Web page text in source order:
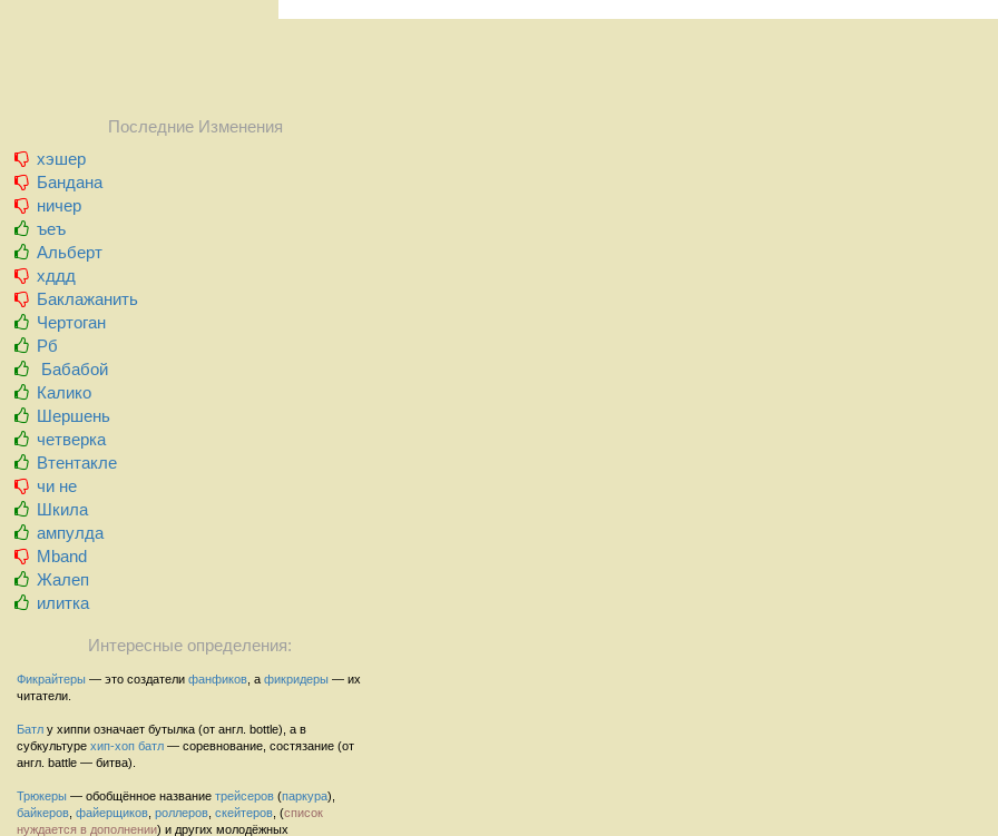
Последние Изменения
хэшер
Бандана
ничер
ъеъ
Альберт
хддд
Баклажанить
Чертоган
Рб
Бабабой
Калико
Шершень
четверка
Втентакле
чи не
Шкила
ампулда
Mband
Жалеп
илитка
Интересные определения:
Фикрайтеры — это создатели фанфиков , а фикридеры — их
читатели.
Батл у хиппи означает бутылка (от англ. bottle), а в
субкультуре хип-хоп батл — соревнование, состязание (от
англ. battle — битва).
Трюкеры — обобщённое название трейсеров (паркура),
байкеров файерщиков роллеров скейтеров , (список
нуждается в дополнении) и других молодёжных